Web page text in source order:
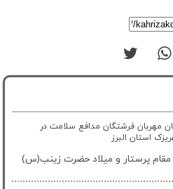
مهربان فرشتگان مدافع سلامت در
استان البرز
پرستار و میلاد حضرت زینب(س)